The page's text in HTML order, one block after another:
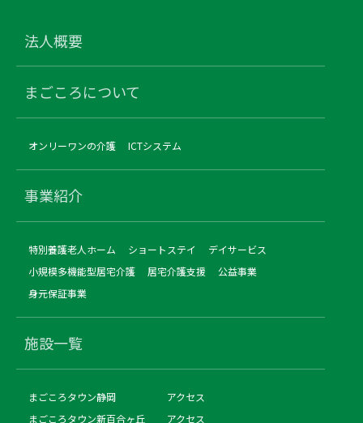
法人概要
まごころについて
オンリーワンの介護 ICTシステム
事業紹介
特別養護老人ホーム ショートステイ
デイサービス
小規模多機能型居宅介護
居宅介護支援
公益事業
身元保証事業
施設一覧
まごころタウン静岡
アクセス
まごころタウン新百合ヶ丘
アクセス